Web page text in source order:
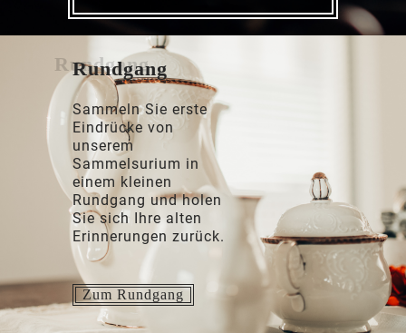
Rundgang
Sammeln Sie erste
Eindrücke von
unserem
Sammelsurium in
einem kleinen
Rundgang und holen
Sie sich Ihre alten
Erinnerungen zurück.
Zum Rundgang